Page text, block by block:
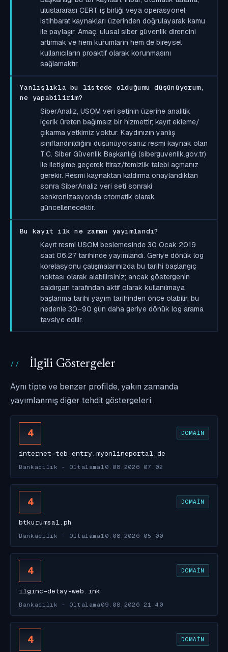
uluslararası CERT iş birliği veya operasyonel
istihbarat kaynakları üzerinden doğrulayarak kamu
ile paylaşır. Amaç, ulusal siber güvenlik direncini
artırmak ve hem kurumların hem de bireysel
kullanıcıların proaktif olarak korunmasını
sağlamaktır.
Yanlışlıkla bu listede olduğumu düşünüyorum,
ne yapabilirim?
SiberAnaliz, USOM veri setinin üzerine analitik
içerik üreten bağımsız bir hizmettir; kayıt ekleme/
çıkarma yetkimiz yoktur. Kaydınızın yanlış
sınıflandırıldığını düşünüyorsanız resmi kaynak olan
T.C. Siber Güvenlik Başkanlığı (siberguvenlik.gov.tr)
ile iletişime geçerek itiraz/temizlik talebi açmanız
gerekir. Resmi kaynaktan kaldırma onaylandıktan
sonra SiberAnaliz veri seti sonraki
senkronizasyonda otomatik olarak
güncellenecektir.
Bu kayıt ilk ne zaman yayımlandı?
Kayıt resmi USOM beslemesinde 30 Ocak 2019
saat 06:27 tarihinde yayımlandı. Geriye dönük log
korelasyonu çalışmalarınızda bu tarihi başlangıç
noktası olarak alabilirsiniz; ancak göstergenin
saldırgan tarafından aktif olarak kullanılmaya
başlanma tarihi yayım tarihinden önce olabilir, bu
nedenle 30–90 gün daha geriye dönük log arama
tavsiye edilir.
İlgili Göstergeler
Aynı tipte ve benzer profilde, yakın zamanda
yayımlanmış diğer tehdit göstergeleri.
4 DOMAIN
internet-teb-entry.myonlineportal.de
Bankacılık - Oltalama 10.08.2026 07:02
4 DOMAIN
btkurumsal.ph
Bankacılık - Oltalama 10.08.2026 05:00
4 DOMAIN
ilginc-detay-web.ink
Bankacılık - Oltalama 09.08.2026 21:40
4 DOMAIN